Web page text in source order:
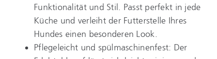
Funktionalität und Stil. Passt perfekt in jede
Küche und verleiht der Futterstelle Ihres
Hundes einen besonderen Look.
Pflegeleicht und spülmaschinenfest: Der